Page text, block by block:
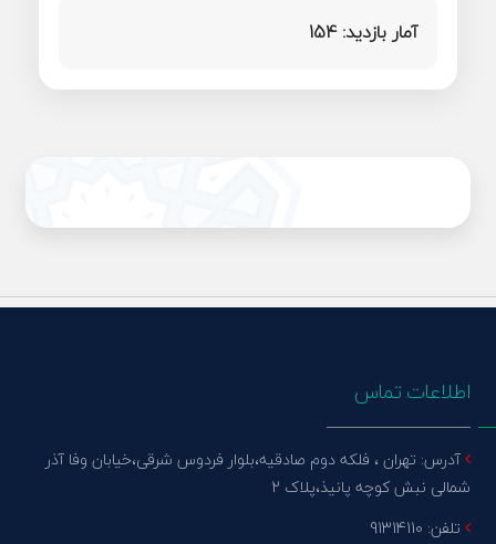
آمار بازدید:154
اطلاعات تماس
آدرس: تهران ، فلکه دوم صادقیه،بلوار فردوس شرقی،خیابان وفا آذر
شمالی نبش کوچه پانیذ،پلاک 2
تلفن: 91314110